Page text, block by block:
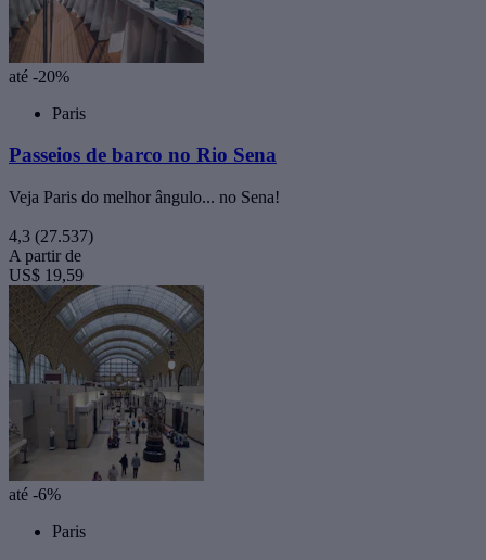
até -20%
Paris
Passeios de barco no Rio Sena
Veja Paris do melhor ângulo... no Sena!
4,3 (27.537)
A partir de
US$ 19,59
até -6%
Paris